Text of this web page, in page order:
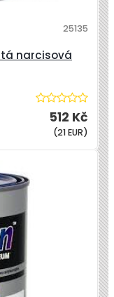
narcisová
25135
512 Kč
(21 EUR)